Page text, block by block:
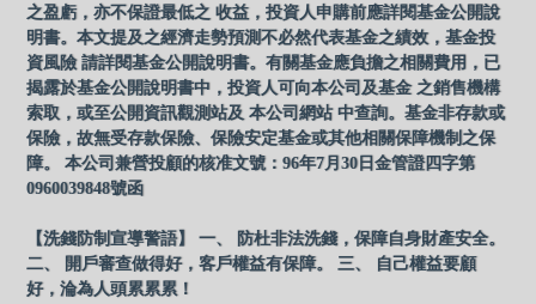
之盈虧，亦不保證最低之 收益，投資人申購前應詳閱基金公開說
明書。本文提及之經濟走勢預測不必然代表基金之績效，基金投
資風險 請詳閱基金公開說明書。有關基金應負擔之相關費用，已
揭露於基金公開說明書中，投資人可向本公司及基金 之銷售機構
索取，或至公開資訊觀測站及 本公司網站 中查詢。基金非存款或
保險，故無受存款保險、保險安定基金或其他相關保障機制之保
障。 本公司兼營投顧的核准文號：96年7月30日金管證四字第
0960039848號函
【洗錢防制宣導警語】 一、 防杜非法洗錢，保障自身財產安全。
二、 開戶審查做得好，客戶權益有保障。 三、 自己權益要顧
好，淪為人頭累累累！